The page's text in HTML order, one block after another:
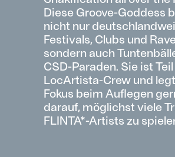
Diese Groove-Goddess
nicht nur
Festivals, Clubs und
sondern auch
CSD-Paraden. Sie ist
LocArtista-Crew und
Fokus beim Auflegen
darauf, möglichst viele
FLINTA*-Artists zu